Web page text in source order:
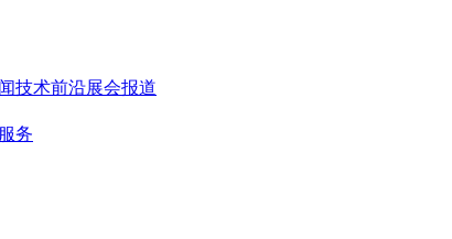
技术前沿展会报道
务